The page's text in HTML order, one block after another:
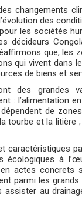
changements
des
les sociétés
décideurs
que,
qui vivent dans
de biens et
des grandes
: l’alimentation
de
tourbe et la
caractéristiques
écologiques à
actes concrets
parmi les
assister au